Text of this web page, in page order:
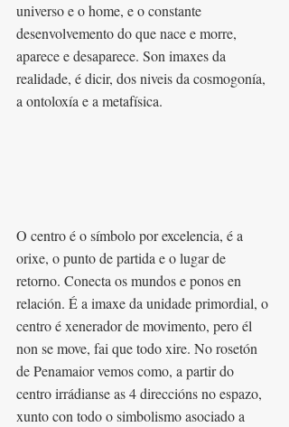
universo e o home, e o constante
desenvolvemento do que nace e morre,
aparece e desaparece. Son imaxes da
realidade, é dicir, dos niveis da cosmogonía,
a ontoloxía e a metafísica.
O centro é o símbolo por excelencia, é a
orixe, o punto de partida e o lugar de
retorno. Conecta os mundos e ponos en
relación. É a imaxe da unidade primordial, o
centro é xenerador de movimento, pero él
non se move, fai que todo xire. No rosetón
de Penamaior vemos como, a partir do
centro irrádianse as 4 direccións no espazo,
xunto con todo o simbolismo asociado a